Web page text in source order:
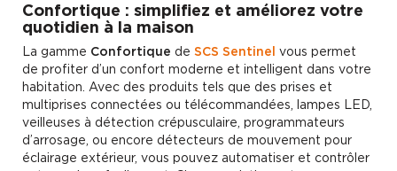
Confortique : simplifiez et améliorez votre
quotidien à la maison
La gamme Confortique de SCS Sentinel vous permet
de profiter d’un confort moderne et intelligent dans votre
habitation. Avec des produits tels que des prises et
multiprises connectées ou télécommandées, lampes LED,
veilleuses à détection crépusculaire, programmateurs
d’arrosage, ou encore détecteurs de mouvement pour
éclairage extérieur, vous pouvez automatiser et contrôler